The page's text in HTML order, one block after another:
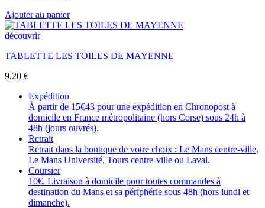
Ajouter au panier
découvrir
TABLETTE LES TOILES DE MAYENNE
9.20 €
Expédition
À partir de 15€43 pour une expédition en Chronopost à
domicile en France métropolitaine (hors Corse) sous 24h à
48h (jours ouvrés).
Retrait
Retrait dans la boutique de votre choix : Le Mans centre-ville,
Le Mans Université, Tours centre-ville ou Laval.
Coursier
10€. Livraison à domicile pour toutes commandes à
destination du Mans et sa périphérie sous 48h (hors lundi et
dimanche).